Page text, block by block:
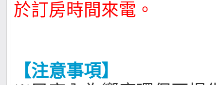
於訂房時間來電。
【注意事項】